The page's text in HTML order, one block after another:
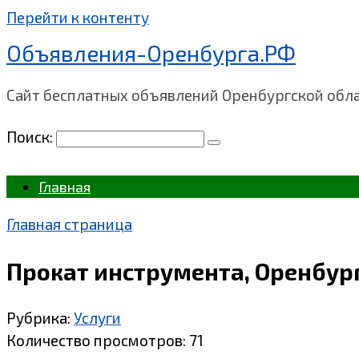
Перейти к контенту
Объявления-Оренбурга.РФ
Сайт бесплатных объявлений Оренбургской
Поиск:
Главная
Главная страница
Прокат инструмента,
Рубрика: Услуги
Количество просмотров: 71